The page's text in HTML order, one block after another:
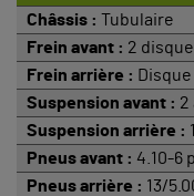
Châssis : Tubulaire
Frein avant : 2
Frein arrière : Disque
Suspension avant : 2
Suspension arrière :
Pneus avant : 4.10-6
Pneus arrière : 13/